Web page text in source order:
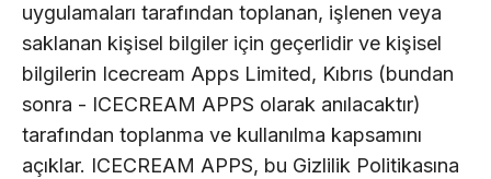
uygulamaları tarafından toplanan, işlenen veya
saklanan kişisel bilgiler için geçerlidir ve kişisel
bilgilerin Icecream Apps Limited, Kıbrıs (bundan
sonra - ICECREAM APPS olarak anılacaktır)
tarafından toplanma ve kullanılma kapsamını
açıklar. ICECREAM APPS, bu Gizlilik Politikasına